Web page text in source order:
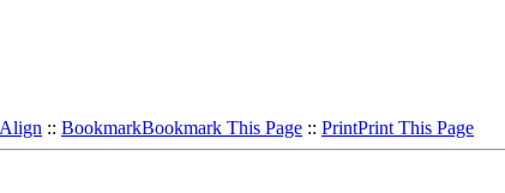
:: BookmarkBookmark This Page :: PrintPrint This Page